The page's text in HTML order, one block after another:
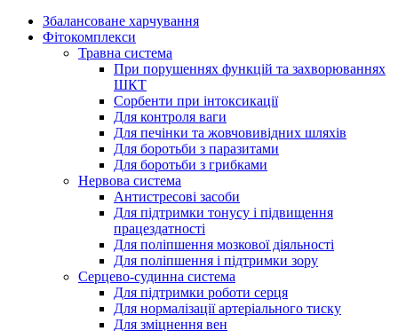
Збалансоване харчування
Фітокомплекси
Травна система
При порушеннях функцій та захворюваннях
ШКТ
Сорбенти при інтоксикації
Для контроля ваги
Для печінки та жовчовивідних шляхів
Для боротьби з паразитами
Для боротьби з грибками
Нервова система
Антистресові засоби
Для підтримки тонусу і підвищення
працездатності
Для поліпшення мозкової діяльності
Для поліпшення і підтримки зору
Серцево-судинна система
Для підтримки роботи серця
Для нормалізації артеріального тиску
Для зміцнення вен